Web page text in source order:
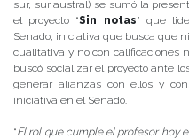
sur, sur austral) se sumó la
el proyecto “Sin notas” que
Senado, iniciativa que busca que
cualitativa y no con calificaciones
buscó socializar el proyecto ante
generar alianzas con ellos y
iniciativa en el Senado.
“El rol que cumple el profesor hoy